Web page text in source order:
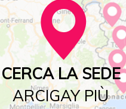
CERCA LA SEDE
ARCIGAY PIÙ